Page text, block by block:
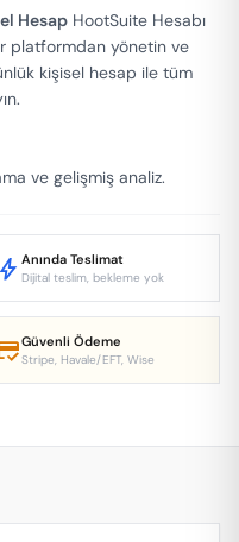
Hesap HootSuite Hesabı
platformdan yönetin ve
kişisel hesap ile tüm
ve gelişmiş analiz.
bolt Anında Teslimat
Dijital teslim, bekleme yok
Güvenli Ödeme
Stripe, Havale/EFT, Wise